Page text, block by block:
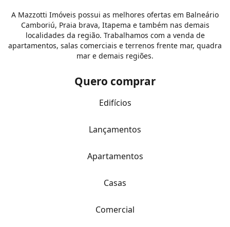
A Mazzotti Imóveis possui as melhores ofertas em Balneário
Camboriú, Praia brava, Itapema e também nas demais
localidades da região. Trabalhamos com a venda de
apartamentos, salas comerciais e terrenos frente mar, quadra
mar e demais regiões.
Quero comprar
Edifícios
Lançamentos
Apartamentos
Casas
Comercial